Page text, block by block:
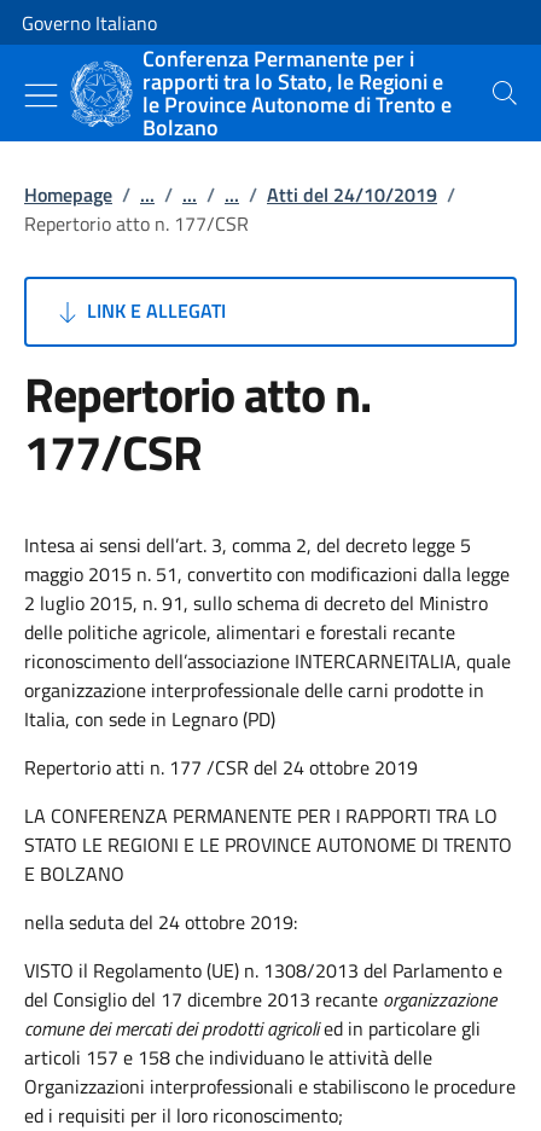
Vai al contenuto
Vai alla navigazione del sito
Governo Italiano
Conferenza Permanente per i
rapporti tra lo Stato, le Regioni e
le Province Autonome di Trento e
Bolzano
Cerca
Homepage / ... / ... / ... / Atti del 24/10/2019 /
Repertorio atto n. 177/CSR
LINK E ALLEGATI
Repertorio atto n.
177/CSR
Intesa ai sensi dell’art. 3, comma 2, del decreto legge 5
maggio 2015 n. 51, convertito con modificazioni dalla legge
2 luglio 2015, n. 91, sullo schema di decreto del Ministro
delle politiche agricole, alimentari e forestali recante
riconoscimento dell’associazione INTERCARNEITALIA, quale
organizzazione interprofessionale delle carni prodotte in
Italia, con sede in Legnaro (PD)
Repertorio atti n. 177 /CSR del 24 ottobre 2019
LA CONFERENZA PERMANENTE PER I RAPPORTI TRA LO
STATO LE REGIONI E LE PROVINCE AUTONOME DI TRENTO
E BOLZANO
nella seduta del 24 ottobre 2019:
VISTO il Regolamento (UE) n. 1308/2013 del Parlamento e
del Consiglio del 17 dicembre 2013 recante organizzazione
comune dei mercati dei prodotti agricolied in particolare gli
articoli 157 e 158 che individuano le attività delle
Organizzazioni interprofessionali e stabiliscono le procedure
ed i requisiti per il loro riconoscimento;